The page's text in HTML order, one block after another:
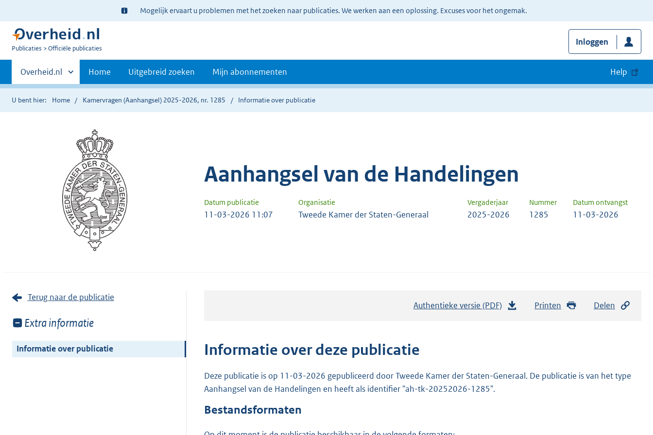
Ter
informatie:
Mogelijk ervaart u problemen met het zoeken naar publicaties. We werken aan een oplossing. Excuses voor het ongemak.
U
Publicaties Officiële publicaties
Inloggen
Primaire
navigatie
Andere
sites
binnen
Overheid.nl Home Uitgebreid zoeken Mijn abonnementen Help
U bent hier: Home Kamervragen (Aanhangsel) 2025-2026, nr. 1285 Informatie over publicatie
Aanhangsel van de Handelingen
Datum publicatie Organisatie Vergaderjaar Nummer Datum ontvangst
11-03-2026 11:07 Tweede Kamer der Staten-Generaal 2025-2026 1285 11-03-2026
Terug naar de publicatie
Toon
van:
Extra informatie
Informatie over publicatie
Authentieke versie (PDF) Printen Delen
Informatie over deze publicatie
Deze publicatie is op 11-03-2026 gepubliceerd door Tweede Kamer der Staten-Generaal. De publicatie is van het type
Aanhangsel van de Handelingen en heeft als identifier "ah-tk-20252026-1285".
Bestandsformaten